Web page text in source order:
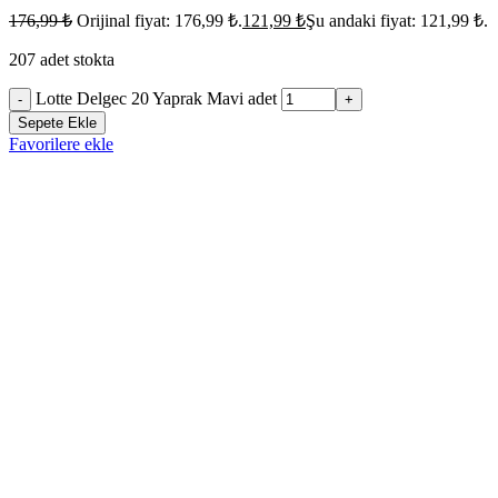
176,99₺ Orijinal fiyat: 176,99 ₺.121,99 ₺Şu andaki fiyat: 121,99 ₺.
207 adet stokta
- Lotte Delgec 20 Yaprak Mavi adet
+
Sepete Ekle
Favorilere ekle